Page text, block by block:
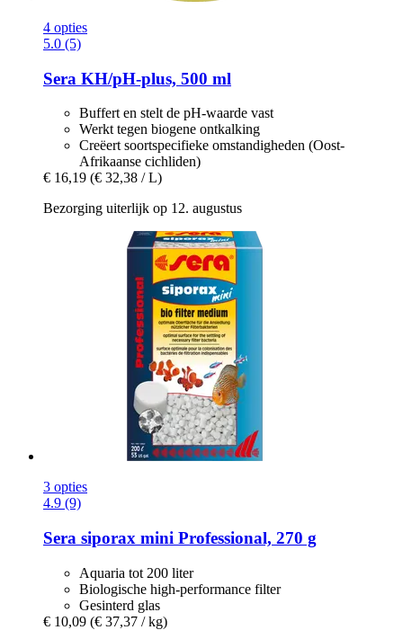
4 opties
5.0 (5)
Sera KH/pH-​plus, 500 ml
Buffert en stelt de pH-waarde vast
Werkt tegen biogene ontkalking
Creëert soortspecifieke omstandigheden (Oost-
Afrikaanse cichliden)
€ 16,19 (€ 32,38 / L)
Bezorging uiterlijk op 12. augustus
3 opties
4.9 (9)
Sera siporax mini Professional, 270 g
Aquaria tot 200 liter
Biologische high-performance filter
Gesinterd glas
€ 10,09 (€ 37,37 / kg)